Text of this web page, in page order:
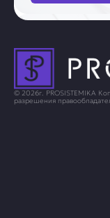
© 2026г. PROSISTEMIKA
разрешения